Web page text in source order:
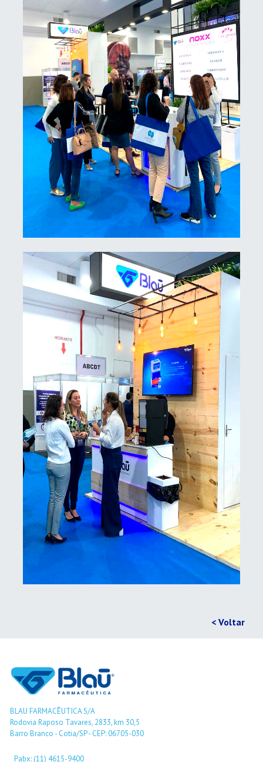
< Voltar
BLAU FARMACÊUTICA S/A
Rodovia Raposo Tavares, 2833, km 30,5
Barro Branco - Cotia/SP - CEP: 06705-030
Pabx: (11) 4615-9400